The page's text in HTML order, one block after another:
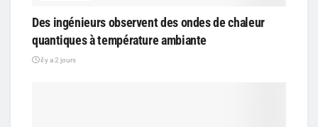
Des ingénieurs observent des ondes de chaleur
quantiques à température ambiante
il y a 2 jours